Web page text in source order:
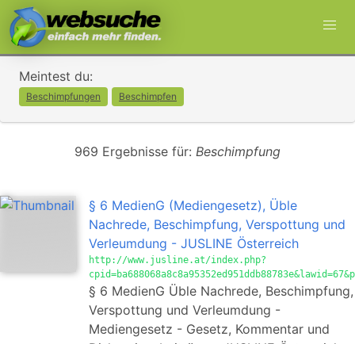
Meintest du:
Beschimpfungen Beschimpfen
969 Ergebnisse für: Beschimpfung
§ 6 MedienG (Mediengesetz), Üble
Nachrede, Beschimpfung, Verspottung und
Verleumdung - JUSLINE Österreich
http://www.jusline.at/index.php?
§ 6 MedienG Üble Nachrede, Beschimpfung,
Verspottung und Verleumdung -
Mediengesetz - Gesetz, Kommentar und